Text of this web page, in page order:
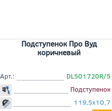
Подступенок Про Вуд
коричневый
Арт.:
DL501720R/5
Подступенок
119,5x10,7